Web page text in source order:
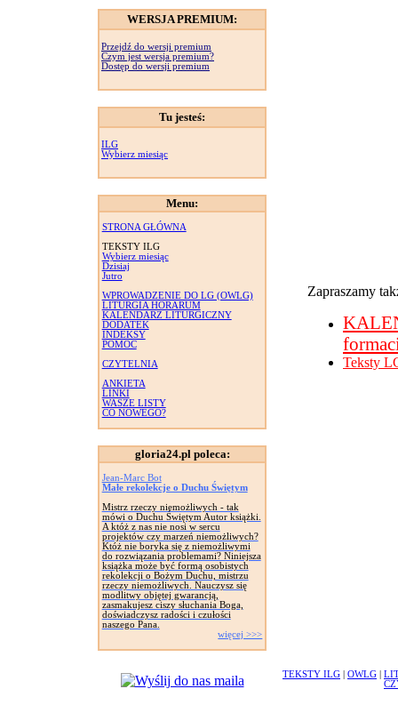
WERSJA PREMIUM:
Przejdź do wersji premium
Czym jest wersja premium?
Dostęp do wersji premium
Tu jesteś:
ILG
Wybierz miesiąc
Menu:
STRONA GŁÓWNA
TEKSTY ILG
Wybierz miesiąc
Dzisiaj
Jutro
WPROWADZENIE DO LG (OWLG)
LITURGIA HORARUM
KALENDARZ LITURGICZNY
DODATEK
INDEKSY
POMOC
CZYTELNIA
ANKIETA
LINKI
WASZE LISTY
CO NOWEGO?
gloria24.pl poleca:
Jean-Marc Bot
Małe rekolekcje o Duchu Świętym
Mistrz rzeczy niemożliwych - tak
mówi o Duchu Świętym Autor książki.
A któż z nas nie nosi w sercu
projektów czy marzeń niemożliwych?
Któż nie boryka się z niemożliwymi
do rozwiązania problemami? Niniejsza
książka może być formą osobistych
rekolekcji o Bożym Duchu, mistrzu
rzeczy niemożliwych. Nauczysz się
modlitwy objętej gwarancją,
zasmakujesz ciszy słuchania Boga,
doświadczysz radości i czułości
naszego Pana.
więcej >>>
Zapraszamy
Teksty
TEKSTY ILG OWLG